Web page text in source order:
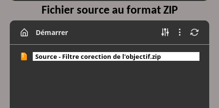
Fichier source au format ZIP
Démarrer
Source - Filtre corection de l'objectif.zip